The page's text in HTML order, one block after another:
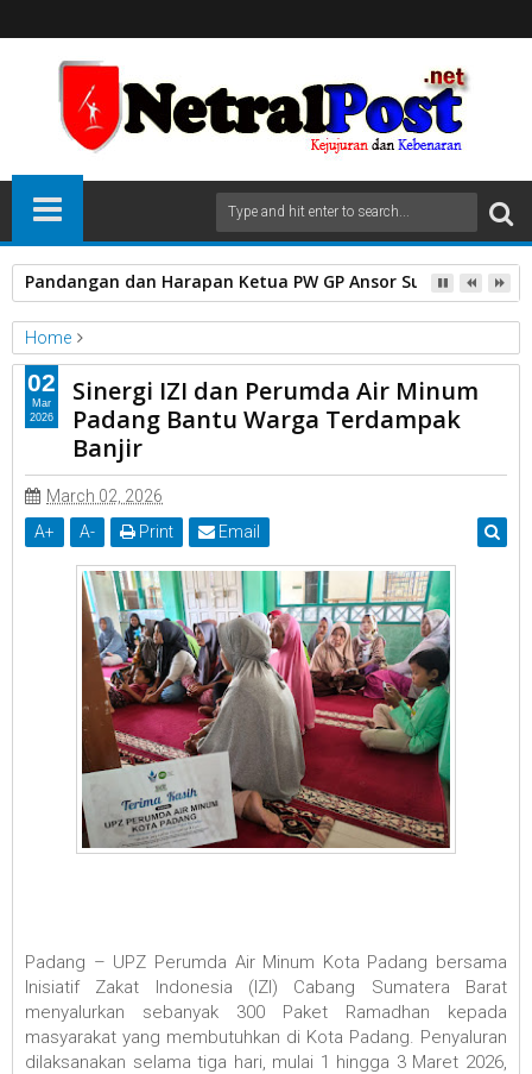
Pandangan dan Harapan Ketua PW GP Ansor Sumatera
Home
PDAM
Sinergi IZI dan Perumda Air Minum Padang Bantu Warga
Terdampak Banjir
Sinergi IZI dan Perumda Air Minum
Padang Bantu Warga Terdampak
Banjir
March 02, 2026
A+ A- Print Email
Padang – UPZ Perumda Air Minum Kota Padang bersama
Inisiatif Zakat Indonesia (IZI) Cabang Sumatera Barat
menyalurkan sebanyak 300 Paket Ramadhan kepada
masyarakat yang membutuhkan di Kota Padang. Penyaluran
dilaksanakan selama tiga hari, mulai 1 hingga 3 Maret 2026,
02
Mar
2026